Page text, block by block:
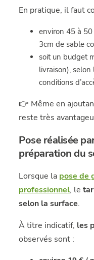
En pratique, il faut
environ 45 à
3cm de sable
soit un budget
livraison),
conditions
👉 Même en
reste très
Pose réalisée
préparation du
Lorsque la pose de
professionnel, le
selon la surface.
À titre indicatif, les
observés sont :